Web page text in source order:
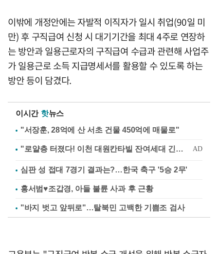
이밖에 개정안에는 자발적 이직자가 일시 취업(90일 미
만) 후 구직급여 신청 시 대기기간을 최대 4주로 연장하
는 방안과 일용근로자의 구직급여 수급과 관련해 사업주
가 일용근로 소득 지급명세서를 활용할 수 있도록 하는
방안 등이 담겼다.
이시간 핫뉴스
"서장훈, 28억에 산 서초 건물 450억에 매물로"
심판 성 접대 7경기 결과는?…한국 축구 '5승 2무'
홍서범♥조갑경, 아들 불륜 사과 후 근황
"바지 벗고 앞뒤로"…탈북민 고백한 기쁨조 검사